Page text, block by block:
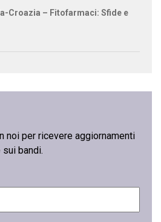
Croazia – Fitofarmaci: Sfide e
noi per ricevere aggiornamenti
bandi.